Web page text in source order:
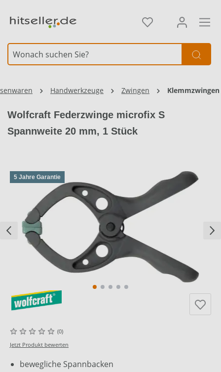
Handwerkzeuge Zwingen Klemmzwingen
Wolfcraft Federzwinge microfix S
Spannweite 20 mm, 1 Stück
5 Jahre Garantie
(0)
Jetzt Produkt bewerten
bewegliche Spannbacken